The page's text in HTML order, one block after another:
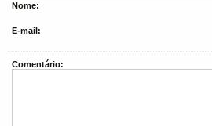
Nome:
E-mail:
Comentário: